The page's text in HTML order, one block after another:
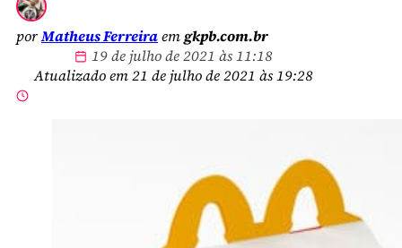
porMatheus Ferreiraemgkpb.com.br
19 de julho de 2021 às 11:18
Atualizado em 21 de julho de 2021 às 19:28